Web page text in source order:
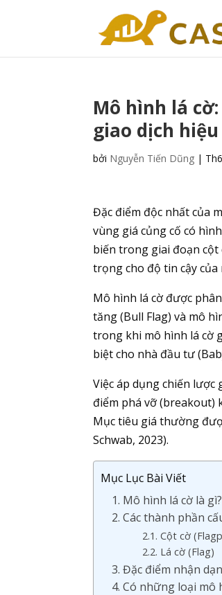
Mô hình lá
giao dịch
bởi Nguyễn Tiến Dũng |
Đặc điểm độc nhất của
vùng giá củng cố có
biến trong giai đoạn cột
trọng cho độ tin cậy của
Mô hình lá cờ được
tăng (Bull Flag) và mô
trong khi mô hình lá cờ
biệt cho nhà đầu tư
Việc áp dụng chiến
điểm phá vỡ (breakout)
Mục tiêu giá thường
Schwab, 2023).
Mục Lục Bài Viết
1. Mô hình lá cờ là gì?
2. Các thành phần
2.1. Cột cờ
2.2. Lá cờ (Flag)
3. Đặc điểm nhận
4. Có những loại mô